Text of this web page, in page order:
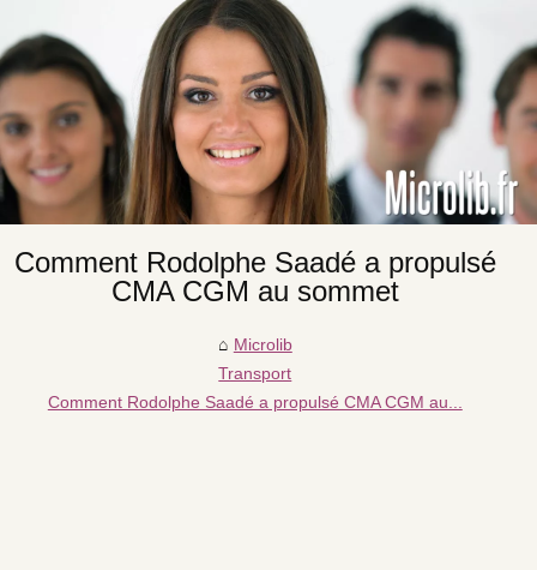
Comment Rodolphe Saadé a propulsé
CMA CGM au sommet
Microlib
Transport
Comment Rodolphe Saadé a propulsé CMA CGM au...